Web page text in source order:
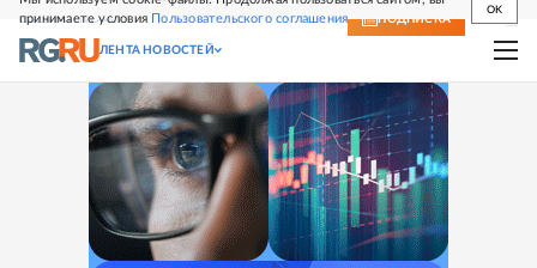
принимаете условия Пользовательского соглашения
OK
СВЕЖИЙ НОМЕР ПОДПИСКА
ЛЕНТА НОВОСТЕЙ